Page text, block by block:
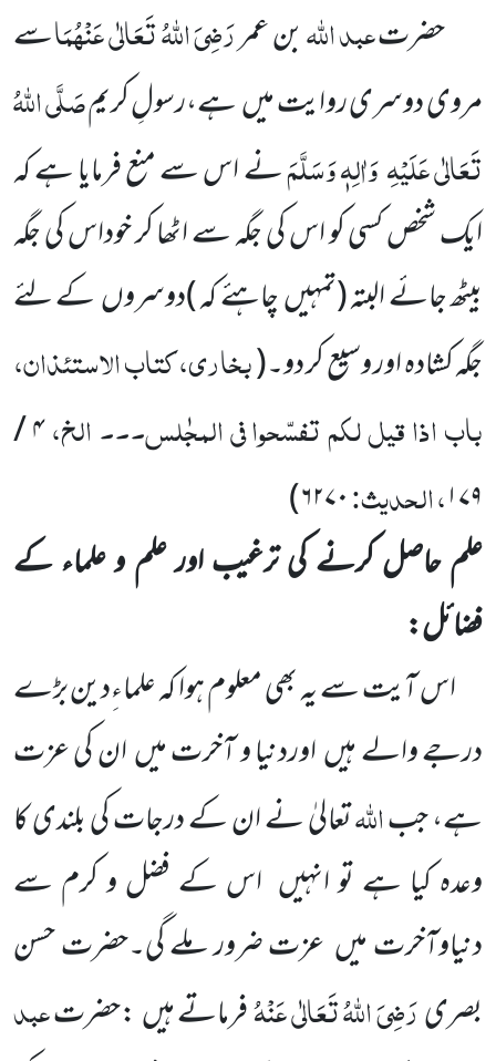
حضرتعبداللّٰہبن عمررَضِیَ اللّٰہُ تَعَالٰی عَنْہُمَاسے
مروی دوسری روایت میںہے،رسولِ کریمصَلَّی اللّٰہُ
تَعَالٰی عَلَیْہِوَاٰلِہٖ وَسَلَّمَنے اس سے منعفرمایا ہے کہ
ایک شخص کسی کو اس کی جگہ سے اٹھا کر خوداس کی جگہ
بیٹھ جائے البتہ(تمہیںچاہئےکہ )دوسروںکے لئے
جگہ کشادہ اور وسیع کر دو۔(بخاری، کتاب الاستئذان،
باب اذا قیل لکم تفسّحوا فی المجٰلس۔۔۔ الخ،۴/
۱۷۹، الحدیث:۶۲۷۰)
علم حاصل کرنے کی ترغیب اور علم و علماء کے
فضائل:
اس آیت سے یہ بھی معلوم ہوا کہعلماءِدین بڑے
درجے والے ہیںاوردنیا و آخرت میںان کی عزت
ہے،جباللّٰہتعالیٰ نے انکے درجات کی بلندی کا
وعدہ کیا ہے تو انہیں اس کے فضل و کرم سے
دنیاوآخرت میں عزت ضرورملے گی۔حضرت حسن
بصریرَضِیَ اللّٰہُ تَعَالٰی عَنْہُفرماتے ہیں :حضرتعبد